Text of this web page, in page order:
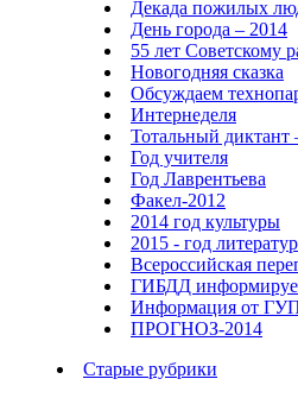
Декада пожилых
День города – 2014
55 лет Советскому
Новогодняя сказка
Обсуждаем
Интернеделя
Тотальный диктант
Год учителя
Год Лаврентьева
Факел-2012
2014 год культуры
2015 - год
Всероссийская
ГИБДД
Информация от
ПРОГНОЗ-2014
Старые рубрики